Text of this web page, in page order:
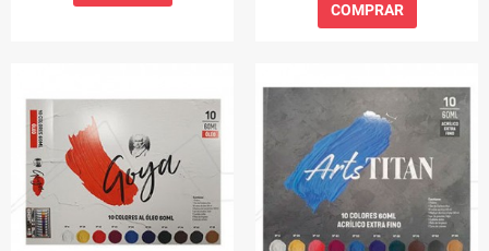
COMPRAR